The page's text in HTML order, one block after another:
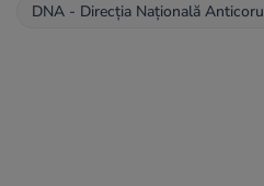
DNA - Direcția Națională